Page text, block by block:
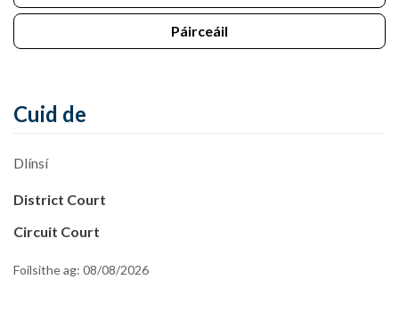
Páirceáil
Cuid de
Dlínsí
District Court
Circuit Court
Foilsithe ag: 08/08/2026